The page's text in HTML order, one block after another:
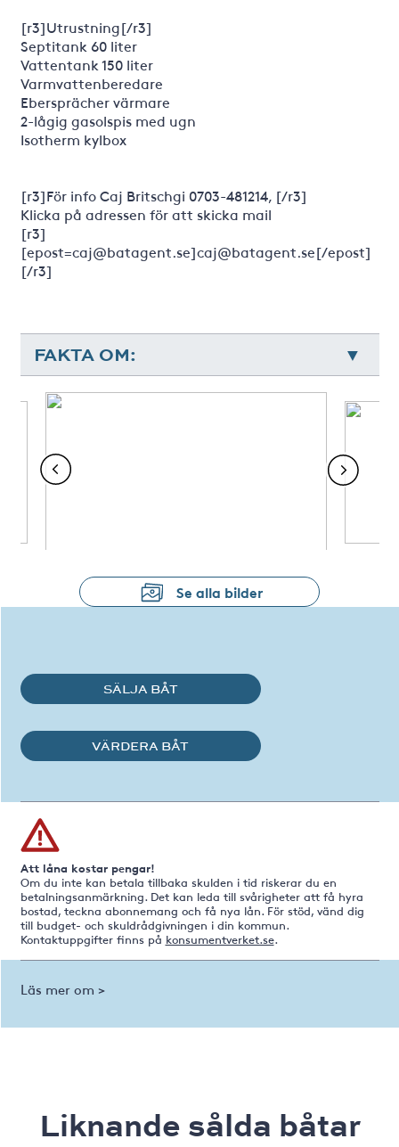
[r3]Utrustning[/r3]
Septitank 60 liter
Vattentank 150 liter
Varmvattenberedare
Ebersprächer värmare
2-lågig gasolspis med ugn
Isotherm kylbox
[r3]För info Caj Britschgi 0703-481214, [/r3]
Klicka på adressen för att skicka mail
[r3]
[epost=caj@batagent.se]caj@batagent.se[/epost]
[/r3]
FAKTA OM:
Se alla bilder
SÄLJA BÅT
VÄRDERA BÅT
Att låna kostar pengar!
Om du inte kan betala tillbaka skulden i tid riskerar du en
betalningsanmärkning. Det kan leda till svårigheter att få hyra
bostad, teckna abonnemang och få nya lån. För stöd, vänd dig
till budget- och skuldrådgivningen i din kommun.
Kontaktuppgifter finns på konsumentverket.se.
Läs mer om >
Liknande sålda båtar